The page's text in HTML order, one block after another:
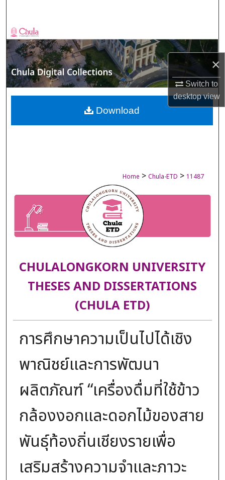
×
Switch to
desktopview
Browse Collections
My Account
About
Digital Commons Network™
Home > Chula-ETD > 11487
CHULALONGKORN UNIVERSITY
THESES AND DISSERTATIONS
(CHULA ETD)
การศึกษาความเป็นไปได้เชิง
พาณิชย์และการพัฒนา
ผลิตภัณฑ์ “เครื่องดื่มที่ใช้ข้าว
กล้องงอกและดอกไม้ของสาย
พันธุ์ท้องถิ่นเชียงรายเพื่อ
เสริมสร้างความจำและภาวะ
Download